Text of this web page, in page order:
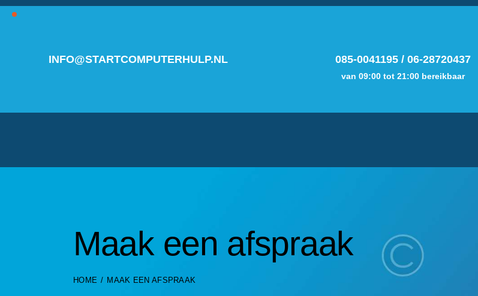
INFO@STARTCOMPUTERHULP.NL 085-0041195/ 06-28720437
van 09:00 tot 21:00 bereikbaar
Maak een afspraak
HOME MAAK EEN AFSPRAAK